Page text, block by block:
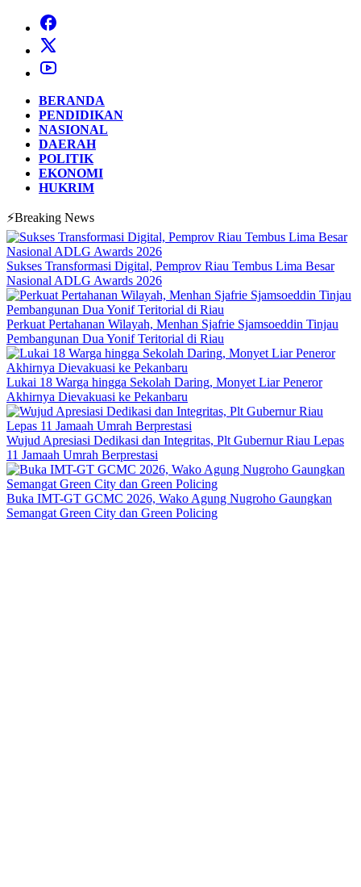
BERANDA
PENDIDIKAN
NASIONAL
DAERAH
POLITIK
EKONOMI
HUKRIM
⚡Breaking News
Sukses Transformasi Digital, Pemprov Riau Tembus Lima Besar
Nasional ADLG Awards 2026
Perkuat Pertahanan Wilayah, Menhan Sjafrie Sjamsoeddin Tinjau
Pembangunan Dua Yonif Teritorial di Riau
Lukai 18 Warga hingga Sekolah Daring, Monyet Liar Peneror
Akhirnya Dievakuasi ke Pekanbaru
Wujud Apresiasi Dedikasi dan Integritas, Plt Gubernur Riau Lepas
11 Jamaah Umrah Berprestasi
Buka IMT-GT GCMC 2026, Wako Agung Nugroho Gaungkan
Semangat Green City dan Green Policing